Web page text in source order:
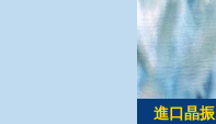
進口晶振